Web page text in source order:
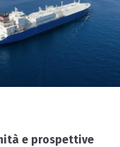
e prospettive